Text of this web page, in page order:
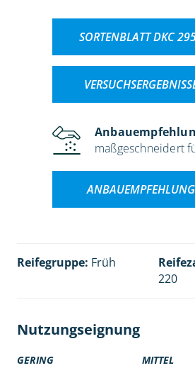
SORTENBLATT DKC
maßgeschneidert
ANBAUEMPFEHLUNG
Reifegruppe: Früh
220
Nutzungseignung
GERING MITTEL